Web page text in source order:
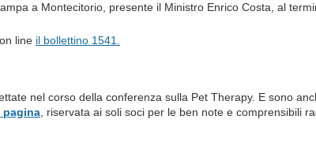
a Montecitorio, presente il Ministro Enrico Costa, al
line il bollettino 1541.
nel corso della conferenza sulla Pet Therapy. E sono
pagina , riservata ai soli soci per le ben note e comprensibili